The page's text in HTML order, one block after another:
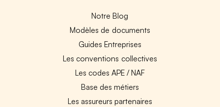
Notre Blog
Modèles de documents
Guides Entreprises
Les conventions collectives
Les codes APE / NAF
Base des métiers
Les assureurs partenaires